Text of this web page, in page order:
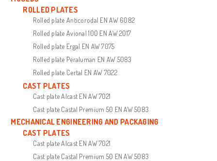
ROLLED PLATES
Rolled plate Anticorodal EN AW 6082
Rolled plate Avional 100 EN AW 2017
Rolled plate Ergal EN AW 7075
Rolled plate Peraluman EN AW 5083
Rolled plate Certal EN AW 7022
CAST PLATES
Cast plate Alcast EN AW 7021
Cast plate Castal Premium 50 EN AW 5083
MECHANICAL ENGINEERING AND PACKAGING
CAST PLATES
Cast plate Alcast EN AW 7021
Cast plate Castal Premium 50 EN AW 5083